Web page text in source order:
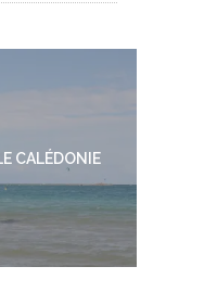
CALÉDONIE